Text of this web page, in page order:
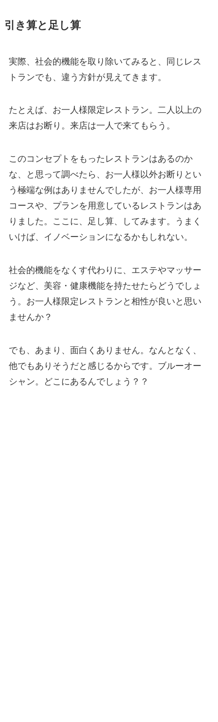
引き算と足し算
実際、社会的機能を取り除いてみると、同じレス
トランでも、違う方針が見えてきます。
たとえば、お一人様限定レストラン。二人以上の
来店はお断り。来店は一人で来てもらう。
このコンセプトをもったレストランはあるのか
な、と思って調べたら、お一人様以外お断りとい
う極端な例はありませんでしたが、お一人様専用
コースや、プランを用意しているレストランはあ
りました。ここに、足し算、してみます。うまく
いけば、イノベーションになるかもしれない。
社会的機能をなくす代わりに、エステやマッサー
ジなど、美容・健康機能を持たせたらどうでしょ
う。お一人様限定レストランと相性が良いと思い
ませんか？
でも、あまり、面白くありません。なんとなく、
他でもありそうだと感じるからです。ブルーオー
シャン。どこにあるんでしょう？？